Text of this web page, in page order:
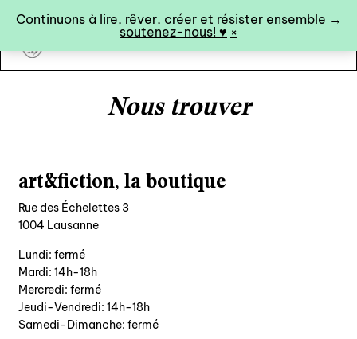
Continuons à lire, rêver, créer et résister ensemble →
soutenez-nous! ♥︎ ×
art&fiction
programmes semestriels
Nous trouver
art&fiction, la boutique
Rue des Échelettes 3
1004 Lausanne
Lundi: fermé
Mardi: 14h-18h
Mercredi: fermé
Jeudi-Vendredi: 14h-18h
Samedi-Dimanche: fermé